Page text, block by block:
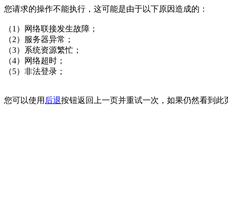
您请求的操作不能执行，这可能是由于以下原因造成的：
（1）网络联接发生故障；
（2）服务器异常；
（3）系统资源繁忙；
（4）网络超时；
（5）非法登录；
您可以使用 后退按钮返回上一页并重试一次，如果仍然看到此